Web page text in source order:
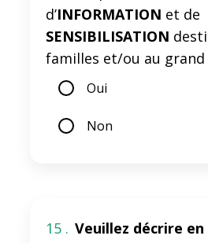
d’INFORMATION et de
SENSIBILISATION
familles et/ou au grand
Oui
Non
15 . Veuillez décrire